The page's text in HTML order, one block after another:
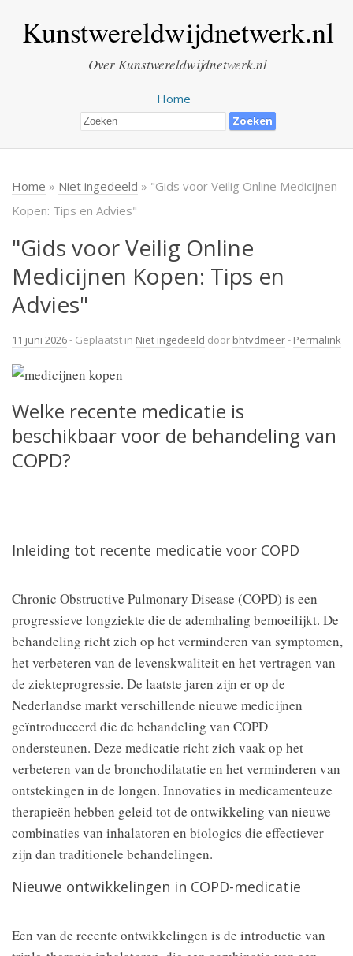
Kunstwereldwijdnetwerk.nl
Over Kunstwereldwijdnetwerk.nl
Home
Home » Niet ingedeeld » "Gids voor Veilig Online Medicijnen
Kopen: Tips en Advies"
"Gids voor Veilig Online
Medicijnen Kopen: Tips en
Advies"
11 juni 2026- Geplaatst in Niet ingedeeld door bhtvdmeer- Permalink
Welke recente medicatie is
beschikbaar voor de behandeling van
COPD?
Inleiding tot recente medicatie voor COPD
Chronic Obstructive Pulmonary Disease (COPD) is een
progressieve longziekte die de ademhaling bemoeilijkt. De
behandeling richt zich op het verminderen van symptomen,
het verbeteren van de levenskwaliteit en het vertragen van
de ziekteprogressie. De laatste jaren zijn er op de
Nederlandse markt verschillende nieuwe medicijnen
geïntroduceerd die de behandeling van COPD
ondersteunen. Deze medicatie richt zich vaak op het
verbeteren van de bronchodilatatie en het verminderen van
ontstekingen in de longen. Innovaties in medicamenteuze
therapieën hebben geleid tot de ontwikkeling van nieuwe
combinaties van inhalatoren en biologics die effectiever
zijn dan traditionele behandelingen.
Nieuwe ontwikkelingen in COPD-medicatie
Een van de recente ontwikkelingen is de introductie van